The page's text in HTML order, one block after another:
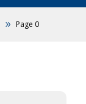
Page 0